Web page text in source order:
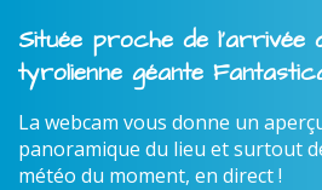
Située proche de l'arrivée
tyrolienne géante
La webcam vous donne un
panoramique du lieu et surtout
météo du moment, en direct !